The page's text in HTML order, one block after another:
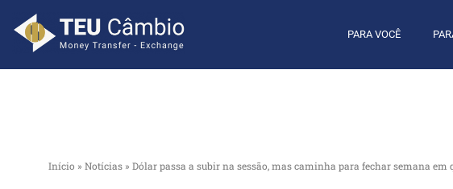
PARA VOCÊ
Início » Notícias » Dólar passa a subir na sessão, mas caminha para fechar semana em